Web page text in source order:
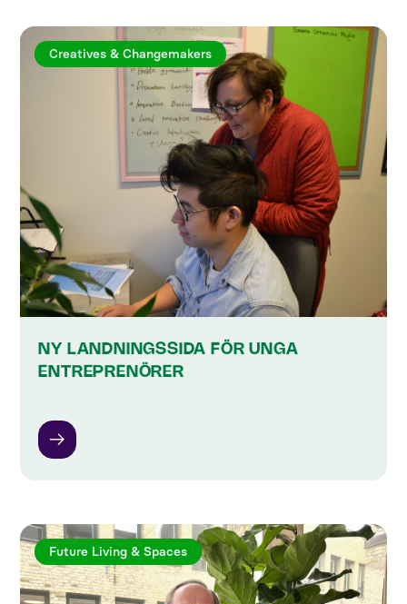
Creatives & Changemakers
NY LANDNINGSSIDA FÖR UNGA
ENTREPRENÖRER
Future Living & Spaces